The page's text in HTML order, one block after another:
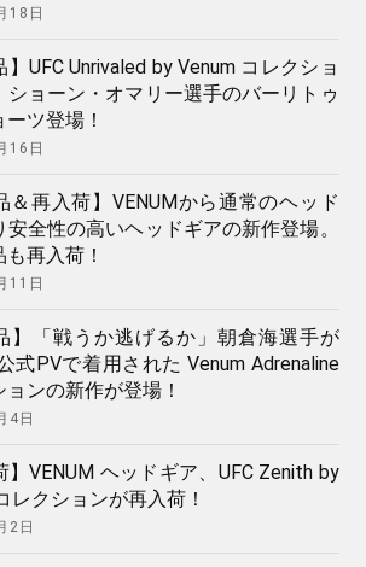
18日
】UFC Unrivaled by Venum コレクショ
ショーン・オマリー選手のバーリトゥ
ツ登場！
16日
＆再入荷】VENUMから通常のヘッド
安全性の高いヘッドギアの新作登場。
再入荷！
11日
】「戦うか逃げるか」朝倉海選手が
式PVで着用された Venum Adrenaline
ョンの新作が登場！
4日
】VENUM ヘッドギア、UFC Zenith by
レクションが再入荷！
2日